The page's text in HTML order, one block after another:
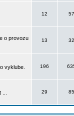
12
o provozu
13
vyklube. 196
29